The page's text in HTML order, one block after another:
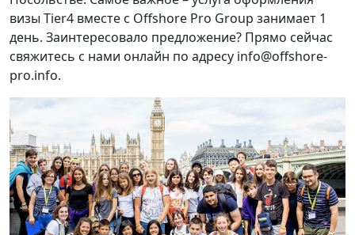
визы Tier4 вместе с Offshore Pro Group занимает 1
день. Заинтересовало предложение? Прямо сейчас
свяжитесь с нами онлайн по адресу info@offshore-
pro.info.